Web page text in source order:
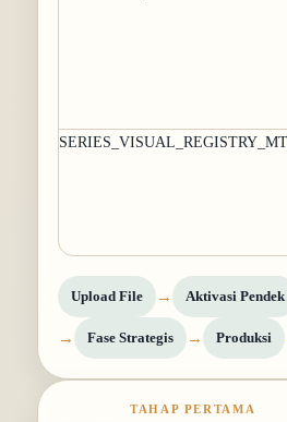
Upload File → Aktivasi Pendek
→ Fase Strategis → Produksi
TAHAP PERTAMA